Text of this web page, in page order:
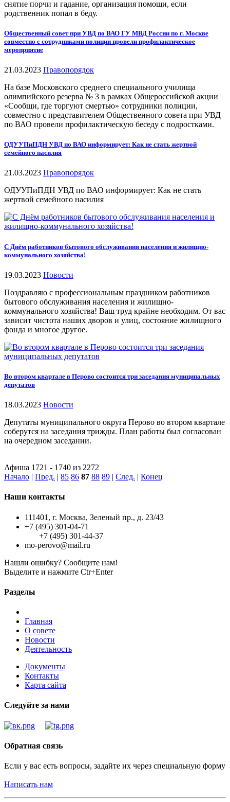
снятие порчи и гадание, организация помощи, если
родственник попал в беду.
Общественный совет при УВД по ВАО ГУ МВД России по г. Москве
совместно с сотрудниками полиции провели профилактическое
мероприятие
21.03.2023 Правопорядок
На базе Московского среднего специального училища
олимпийского резерва № 3 в рамках Общероссийской акции
«Сообщи, где торгуют смертью» сотрудники полиции,
совместно с представителем Общественного совета при УВД
по ВАО провели профилактическую беседу с подростками.
ОДУУПиПДН УВД по ВАО информирует: Как не стать жертвой
семейного насилия
21.03.2023 Правопорядок
ОДУУПиПДН УВД по ВАО информирует: Как не стать
жертвой семейного насилия
С Днём работников бытового обслуживания населения и жилищно-
коммунального хозяйства!
19.03.2023 Новости
Поздравляю с профессиональным праздником работников
бытового обслуживания населения и жилищно-
коммунального хозяйства! Ваш труд крайне необходим. От вас
зависит чистота наших дворов и улиц, состояние жилищного
фонда и многое другое.
Во втором квартале в Перово состоится три заседания муниципальных
депутатов
18.03.2023 Новости
Депутаты муниципального округа Перово во втором квартале
соберутся на заседания трижды. План работы был согласован
на очередном заседании.
Афиша 1721 - 1740 из 2272
Начало | Пред. | 85 86 87 88 89 | След. | Конец
Наши контакты
111401, г. Москва, Зеленый пр., д. 23/43
+7 (495) 301-04-71
+7 (495) 301-44-37
mo-perovo@mail.ru
Нашли ошибку? Сообщите нам!
Выделите и нажмите Ctr+Enter
Разделы
Главная
О совете
Новости
Деятельность
Документы
Контакты
Карта сайта
Следуйте за нами
Обратная связь
Если у вас есть вопросы, задайте их через специальную форму
Написать нам